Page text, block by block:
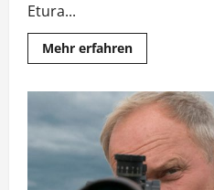
Etura...
Mehr erfahrenMehr
in
3sat
beginnt
mit
deutsch-
spanischem
Doppelpack